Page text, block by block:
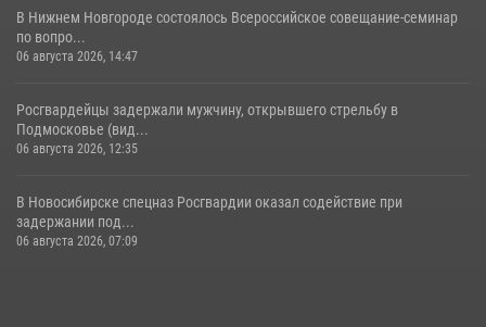
В Нижнем Новгороде состоялось Всероссийское совещание-семинар
по вопро...
06 августа 2026, 14:47
Росгвардейцы задержали мужчину, открывшего стрельбу в
Подмосковье (вид...
06 августа 2026, 12:35
В Новосибирске спецназ Росгвардии оказал содействие при
задержании под...
06 августа 2026, 07:09